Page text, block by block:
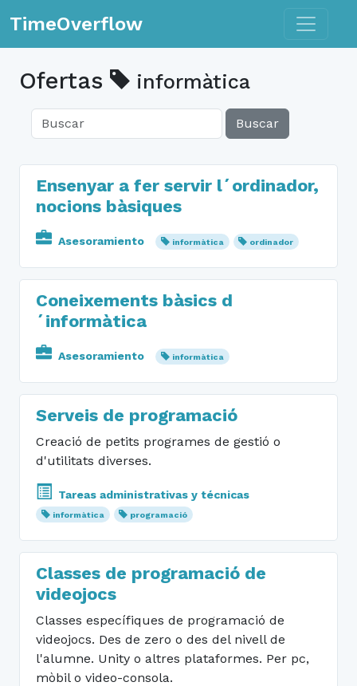
TimeOverflow Toggle
Ofertas informàtica
Buscar
Ensenyar a fer servir l´ordinador,
nocions bàsiques
Asesoramiento informàtica ordinador
Coneixements bàsics d
´informàtica
Asesoramiento informàtica
Serveis de programació
Creació de petits programes de gestió o
d'utilitats diverses.
Tareas administrativas y técnicas
informàtica programació
Classes de programació de
videojocs
Classes específiques de programació de
videojocs. Des de zero o des del nivell de
l'alumne. Unity o altres plataformes. Per pc,
mòbil o video-consola.